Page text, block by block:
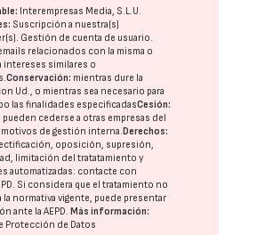
Interempresas Media, S.L.U.
Suscripción a nuestra(s)
Gestión de cuenta de usuario.
relacionados con la misma o
intereses similares o
Conservación: mientras dure la
Ud., o mientras sea necesario para
las finalidades especificadasCesión:
pueden cederse a otras empresas del
motivos de gestión interna.Derechos:
oposición, supresión,
limitación del tratatamiento y
automatizadas: contacte con
. Si considera que el tratamiento no
la normativa vigente, puede presentar
ante laAEPD.Más información:
Protección de Datos